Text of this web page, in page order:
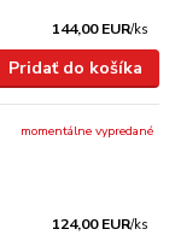
144,00 EUR/ks
Pridať do košíka
124,00 EUR/ks
momentálne vypredané